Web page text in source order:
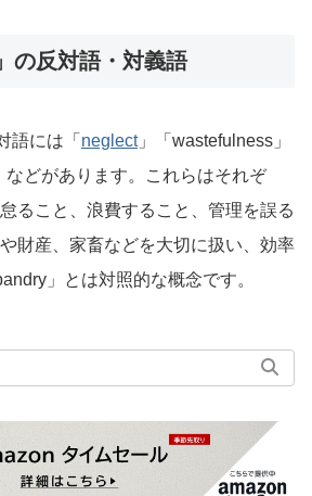
の反対語・対義語
語には「 neglect」「wastefulness」
などがあります。これらはそれぞ
ること、浪費すること、管理を誤る
財産、家畜などを大切に扱い、効率
」とは対照的な概念です。